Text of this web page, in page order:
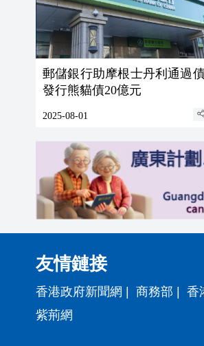
郵儲銀行助摩根士丹利通過
發行熊貓債20億元
2025-08-01
友情鏈接
香港政府新聞網 | 商務部 | 香
紫荊網